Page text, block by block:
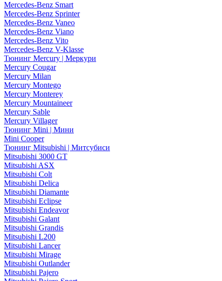
Mercedes-Benz Smart
Mercedes-Benz Sprinter
Mercedes-Benz Vaneo
Mercedes-Benz Viano
Mercedes-Benz Vito
Mercedes-Benz V-Klasse
Тюнинг Mercury | Меркури
Mercury Cougar
Mercury Milan
Mercury Montego
Mercury Monterey
Mercury Mountaineer
Mercury Sable
Mercury Villager
Тюнинг Mini | Мини
Mini Cooper
Тюнинг Mitsubishi | Митсубиси
Mitsubishi 3000 GT
Mitsubishi ASX
Mitsubishi Colt
Mitsubishi Delica
Mitsubishi Diamante
Mitsubishi Eclipse
Mitsubishi Endeavor
Mitsubishi Galant
Mitsubishi Grandis
Mitsubishi L200
Mitsubishi Lancer
Mitsubishi Mirage
Mitsubishi Outlander
Mitsubishi Pajero